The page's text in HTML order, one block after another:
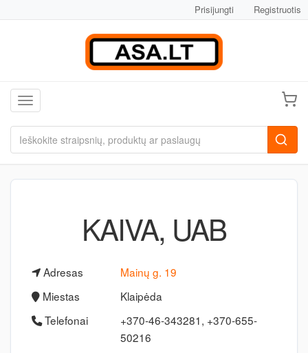
Prisijungti Registruotis
Toggle navigation
KAIVA, UAB
Adresas
Mainų g. 19
Miestas
Klaipėda
Telefonai
+370-46-343281, +370-655-
50216